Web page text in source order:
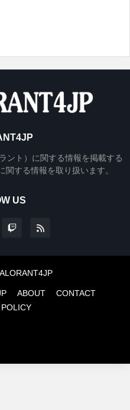
ント）に関する情報を掲載する
する情報を取り扱います。
US
ABOUT
CONTACT